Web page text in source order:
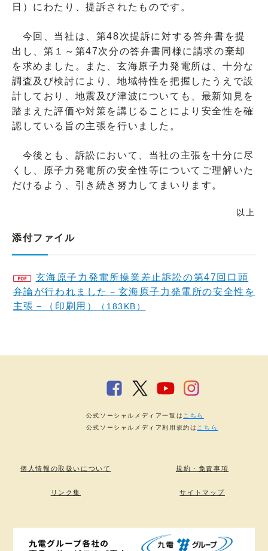
日）にわたり、提訴されたものです。
今回、当社は、第48次提訴に対する答弁書を提
出し、第１～第47次分の答弁書同様に請求の棄却
を求めました。また、玄海原子力発電所は、十分な
調査及び検討により、地域特性を把握したうえで設
計しており、地震及び津波についても、最新知見を
踏まえた評価や対策を講じることにより安全性を確
認している旨の主張を行いました。
今後とも、訴訟において、当社の主張を十分に尽
くし、原子力発電所の安全性等についてご理解いた
だけるよう、引き続き努力してまいります。
以上
添付ファイル
玄海原子力発電所操業差止訴訟の第47回口頭
弁論が行われました－玄海原子力発電所の安全性を
主張－（印刷用）
（183KB）
個人情報の取扱いについて 規約・免責事項
リンク集 サイトマップ
公式ソーシャルメディア一覧は こちら
公式ソーシャルメディア利用規約は こちら